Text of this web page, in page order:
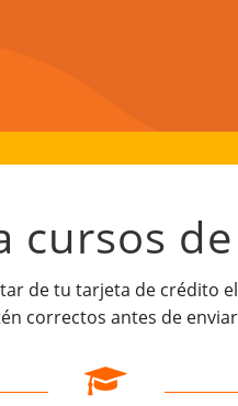
cursos
de tu tarjeta de crédito
correctos antes de